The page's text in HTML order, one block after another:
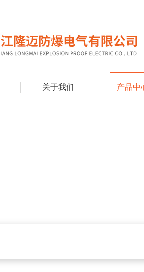
关于我们 产品中